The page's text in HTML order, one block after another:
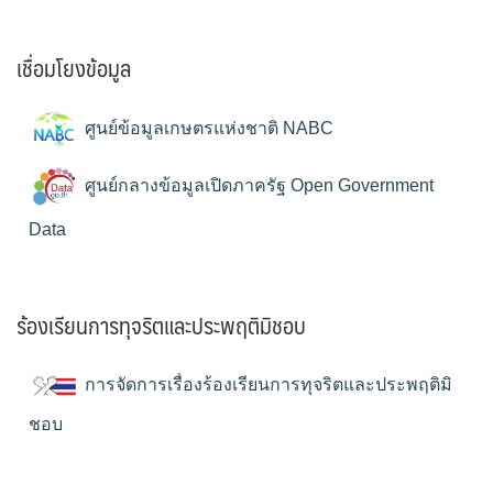
เชื่อมโยงข้อมูล
ศูนย์ข้อมูลเกษตรแห่งชาติ NABC
ศูนย์กลางข้อมูลเปิดภาครัฐ Open Government
Data
ร้องเรียนการทุจริตและประพฤติมิชอบ
การจัดการเรื่องร้องเรียนการทุจริตและประพฤติมิ
ชอบ